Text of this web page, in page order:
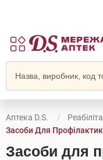
Аптека D.S.
Засоби Для
Засоби для